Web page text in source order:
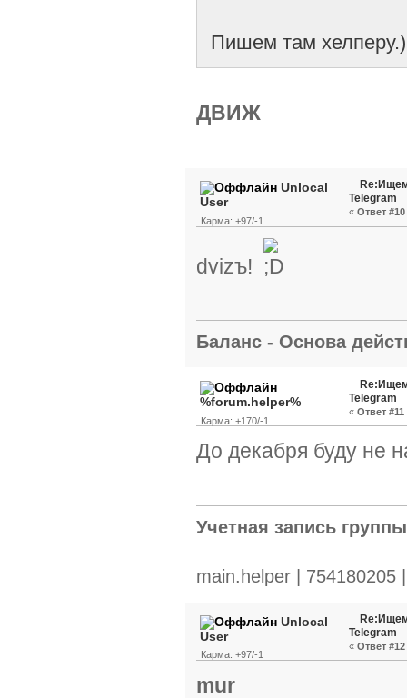
Пишем там хелперу.)
ДВИЖ
Unlocal
User
Карма: +97/-1
Telegram
« Ответ
dvizъ!
Баланс - Основа
%forum.helper%
Карма: +170/-1
Telegram
« Ответ #11
До декабря буду не
Учетная запись
main.helper |
Unlocal
User
Карма: +97/-1
Telegram
« Ответ
mur